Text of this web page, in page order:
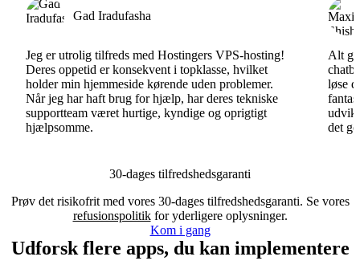
Gad Iradufasha
Jeg er utrolig tilfreds med Hostingers VPS-hosting!
Deres oppetid er konsekvent i topklasse, hvilket
holder min hjemmeside kørende uden problemer.
Når jeg har haft brug for hjælp, har deres tekniske
supportteam været hurtige, kyndige og oprigtigt
hjælpsomme.
Alt
løse
det
30-dages tilfredshedsgaranti
Prøv det risikofrit med vores 30-dages tilfredshedsgaranti. Se vores
refusionspolitikfor yderligere oplysninger.
Kom i gang
Udforsk flere apps, du kan implementere